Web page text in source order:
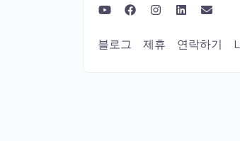
블로그 제휴 연락하기